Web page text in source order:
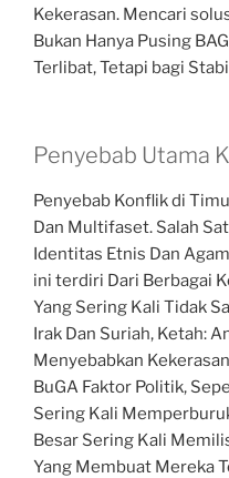
Kekerasan. Mencari
Bukan Hanya Pusing
Terlibat, Tetapi bagi
Penyebab Utama
Penyebab Konflik di
Dan Multifaset. Salah
Identitas Etnis Dan
ini terdiri Dari Berbagai
Yang Sering Kali Tidak
Irak Dan Suriah, Ketah:
Menyebabkan
BuGA Faktor Politik,
Sering Kali
Besar Sering Kali
Yang Membuat Mereka